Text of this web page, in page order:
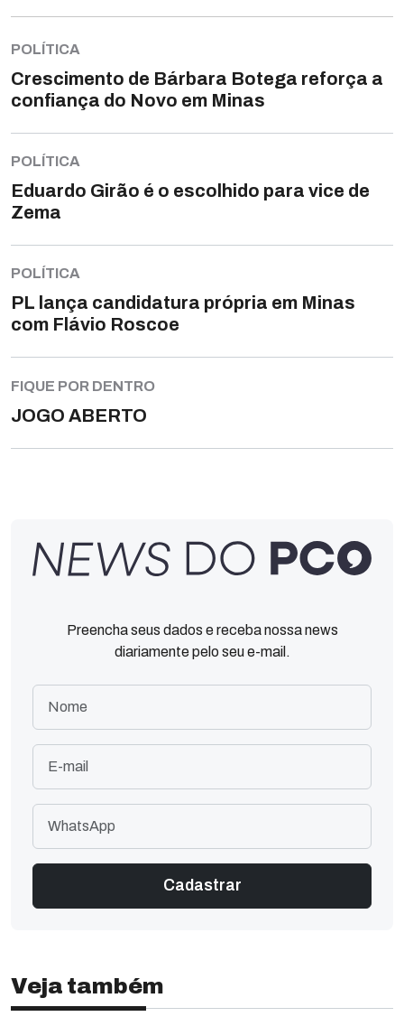
POLÍTICA
Crescimento de Bárbara Botega reforça a
confiança do Novo em Minas
POLÍTICA
Eduardo Girão é o escolhido para vice de
Zema
POLÍTICA
PL lança candidatura própria em Minas
com Flávio Roscoe
FIQUE POR DENTRO
JOGO ABERTO
Preencha seus dados e receba nossa news
diariamente pelo seu e-mail.
Veja também